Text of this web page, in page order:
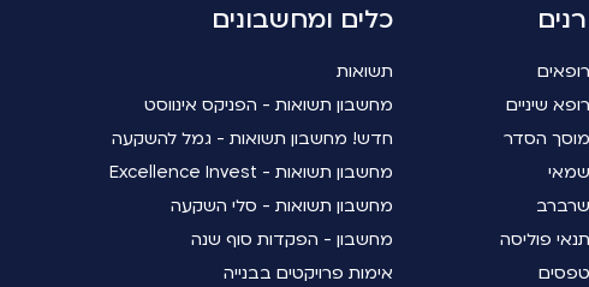
שיניים
מוסך הסדר
שמאי
שרברב
פוליסה
טפסים
כלים ומחשבונים
תשואות
מחשבון תשואות - הפניקס אינווסט
חדש! מחשבון תשואות - גמל להשקעה
מחשבון תשואות - Excellence Invest
מחשבון תשואות - סלי השקעה
מחשבון - הפקדות סוף שנה
אימות פרויקטים בבנייה